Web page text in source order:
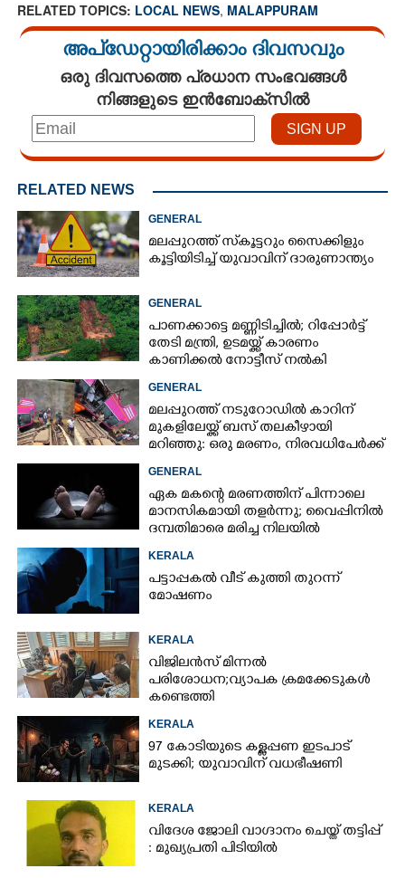
RELATED TOPICS: LOCAL NEWS, MALAPPURAM
അപ്ഡേറ്റായിരിക്കാം ദിവസവും
ഒരു ദിവസത്തെ പ്രധാന സംഭവങ്ങൾ
നിങ്ങളുടെ ഇൻബോക്സിൽ
RELATED NEWS
GENERAL
മലപ്പുറത്ത് സ്‌കൂട്ടറും സൈക്കിളും
കൂട്ടിയിടിച്ച് യുവാവിന് ദാരുണാന്ത്യം
GENERAL
പാണക്കാട്ടെ മണ്ണിടിച്ചിൽ; റിപ്പോർട്ട്
തേടി മന്ത്രി, ഉടമയ്ക്ക് കാരണം
കാണിക്കൽ നോട്ടീസ് നൽകി
നഗരസഭ
GENERAL
മലപ്പുറത്ത് നടുറോഡിൽ കാറിന്
മുകളിലേയ്ക്ക് ബസ് തലകീഴായി
മറിഞ്ഞു: ഒരു മരണം, നിരവധിപേർക്ക്
പരിക്ക്, ബസ് രണ്ടായി പിളർന്നു
GENERAL
ഏക മകന്റെ മരണത്തിന് പിന്നാലെ
മാനസികമായി തളർന്നു; വൈപ്പിനിൽ
ദമ്പതിമാരെ മരിച്ച നിലയിൽ
കണ്ടെത്തി
KERALA
പട്ടാപ്പകൽ വീട് കുത്തി തുറന്ന്
മോഷണം
KERALA
വിജിലൻസ് മിന്നൽ
പരിശോധന; വ്യാപക ക്രമക്കേടുകൾ
കണ്ടെത്തി
KERALA
97 കോടിയുടെ കള്ളപ്പണ ഇടപാട്
മുടക്കി; യുവാവിന് വധഭീഷണി
KERALA
വിദേശ ജോലി വാഗ്ദാനം ചെയ്ത് തട്ടിപ്പ്
: മുഖ്യപ്രതി പിടിയിൽ